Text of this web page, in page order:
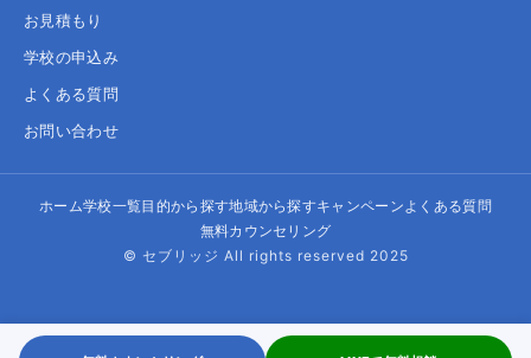
お見積もり
学校の申込み
よくある質問
お問い合わせ
ホーム学校一覧目的から探す地域から探すキャンペーン よくある質問
無料カウンセリング
© セブリッジ All rights reserved 2025